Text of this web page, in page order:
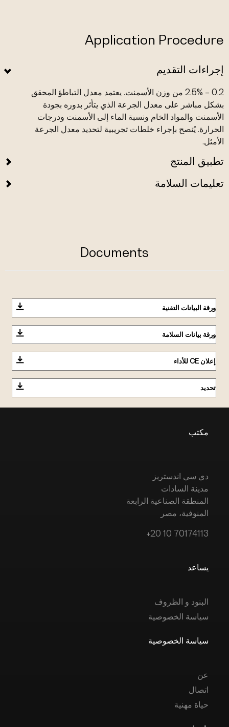
Application Procedure
إجراءات التقديم
0.2 – 2.5% من وزن الأسمنت. يعتمد معدل التباطؤ المحقق
بشكل مباشر على معدل الجرعة الذي يتأثر بدوره بجودة
الأسمنت والمواد الخام ونسبة الماء إلى الأسمنت ودرجات
الحرارة. يُنصح بإجراء خلطات تجريبية لتحديد معدل الجرعة
الأمثل.
تطبيق المنتج
تعليمات السلامة
Documents
ورقة البيانات التقنية
ورقة بيانات السلامة
إعلان CE للأداء
تحديد
مكتب
دي سي اندستريز
مدينة السادات
المنطقة الصناعية الرابعة
المنوفية، مصر
+20 10 70174113
يساعد
البنود و الظروف
سياسة الخصوصية
سياسة الخصوصية
عن
اتصال
حياة مهنية